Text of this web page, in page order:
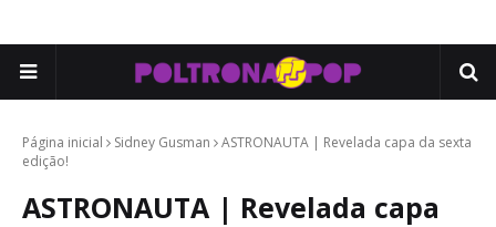
Página inicial Sidney Gusman
ASTRONAUTA | Revelada capa da sexta
edição!
ASTRONAUTA | Revelada capa